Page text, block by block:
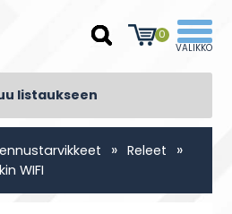
0
listaukseen
» Releet »
WIFI